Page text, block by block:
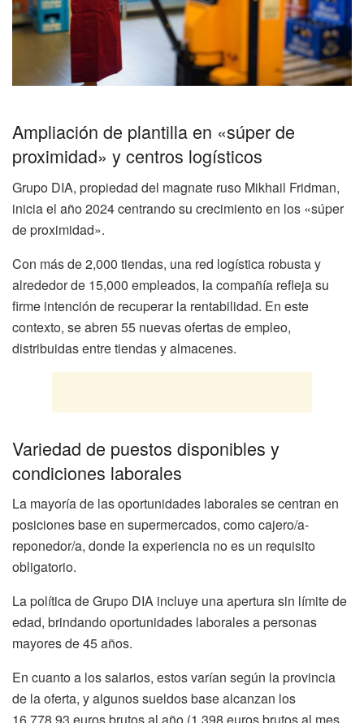
Ampliación de plantilla en «súper de
proximidad» y centros logísticos
Grupo DIA, propiedad del magnate ruso Mikhail Fridman,
inicia el año 2024 centrando su crecimiento en los «súper
de proximidad».
Con más de 2,000 tiendas, una red logística robusta y
alrededor de 15,000 empleados, la compañía refleja su
firme intención de recuperar la rentabilidad. En este
contexto, se abren 55 nuevas ofertas de empleo,
distribuidas entre tiendas y almacenes.
Variedad de puestos disponibles y
condiciones laborales
La mayoría de las oportunidades laborales se centran en
posiciones base en supermercados, como cajero/a-
reponedor/a, donde la experiencia no es un requisito
obligatorio.
La política de Grupo DIA incluye una apertura sin límite de
edad, brindando oportunidades laborales a personas
mayores de 45 años.
En cuanto a los salarios, estos varían según la provincia
de la oferta, y algunos sueldos base alcanzan los